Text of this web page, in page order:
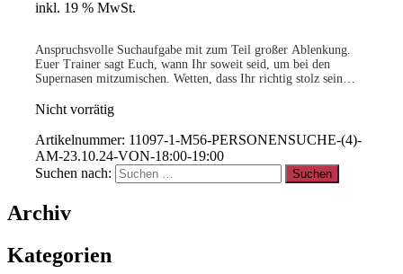
inkl. 19 % MwSt.
Anspruchsvolle Suchaufgabe mit zum Teil großer Ablenkung.
Euer Trainer sagt Euch, wann Ihr soweit seid, um bei den
Supernasen mitzumischen. Wetten, dass Ihr richtig stolz sein
-geringe Teilnehmerzahl-
15% für Clubmitglieder!Infohier
Nicht vorrätig
Artikelnummer: 11097-1-M56-PERSONENSUCHE-(4)-
AM-23.10.24-VON-18:00-19:00
Suchen nach:
Archiv
Kategorien